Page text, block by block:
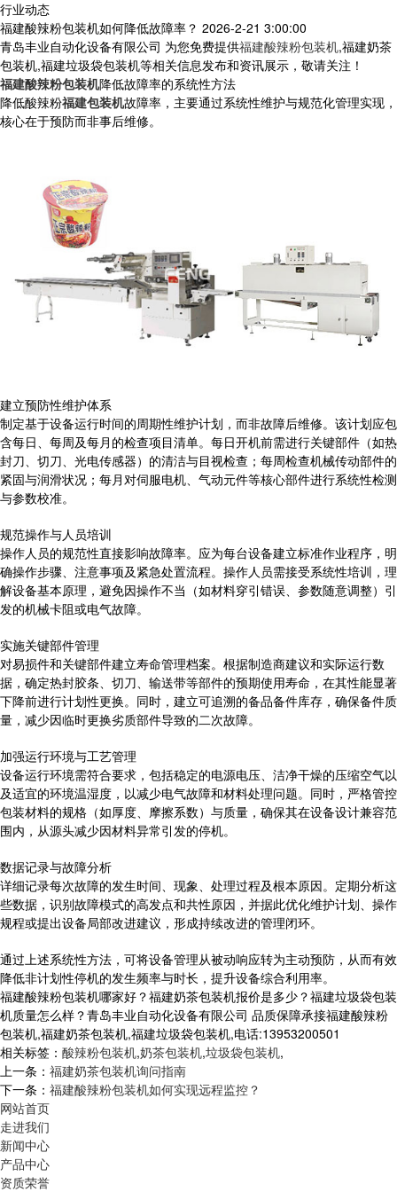
行业动态
福建酸辣粉包装机如何降低故障率？ 2026-2-21 3:00:00
青岛丰业自动化设备有限公司 为您免费提供福建酸辣粉包装机,福建奶茶
包装机,福建垃圾袋包装机等相关信息发布和资讯展示，敬请关注！
福建酸辣粉包装机降低故障率的系统性方法
降低酸辣粉福建包装机故障率，主要通过系统性维护与规范化管理实现，
核心在于预防而非事后维修。
建立预防性维护体系
制定基于设备运行时间的周期性维护计划，而非故障后维修。该计划应包
含每日、每周及每月的检查项目清单。每日开机前需进行关键部件（如热
封刀、切刀、光电传感器）的清洁与目视检查；每周检查机械传动部件的
紧固与润滑状况；每月对伺服电机、气动元件等核心部件进行系统性检测
与参数校准。
规范操作与人员培训
操作人员的规范性直接影响故障率。应为每台设备建立标准作业程序，明
确操作步骤、注意事项及紧急处置流程。操作人员需接受系统性培训，理
解设备基本原理，避免因操作不当（如材料穿引错误、参数随意调整）引
发的机械卡阻或电气故障。
实施关键部件管理
对易损件和关键部件建立寿命管理档案。根据制造商建议和实际运行数
据，确定热封胶条、切刀、输送带等部件的预期使用寿命，在其性能显著
下降前进行计划性更换。同时，建立可追溯的备品备件库存，确保备件质
量，减少因临时更换劣质部件导致的二次故障。
加强运行环境与工艺管理
设备运行环境需符合要求，包括稳定的电源电压、洁净干燥的压缩空气以
及适宜的环境温湿度，以减少电气故障和材料处理问题。同时，严格管控
包装材料的规格（如厚度、摩擦系数）与质量，确保其在设备设计兼容范
围内，从源头减少因材料异常引发的停机。
数据记录与故障分析
详细记录每次故障的发生时间、现象、处理过程及根本原因。定期分析这
些数据，识别故障模式的高发点和共性原因，并据此优化维护计划、操作
规程或提出设备局部改进建议，形成持续改进的管理闭环。
通过上述系统性方法，可将设备管理从被动响应转为主动预防，从而有效
降低非计划性停机的发生频率与时长，提升设备综合利用率。
福建酸辣粉包装机哪家好？福建奶茶包装机报价是多少？福建垃圾袋包装
机质量怎么样？青岛丰业自动化设备有限公司 品质保障承接福建酸辣粉
包装机,福建奶茶包装机,福建垃圾袋包装机,电话:13953200501
相关标签： 酸辣粉包装机,奶茶包装机,垃圾袋包装机,
上一条： 福建奶茶包装机询问指南
下一条： 福建酸辣粉包装机如何实现远程监控？
网站首页
走进我们
新闻中心
产品中心
资质荣誉